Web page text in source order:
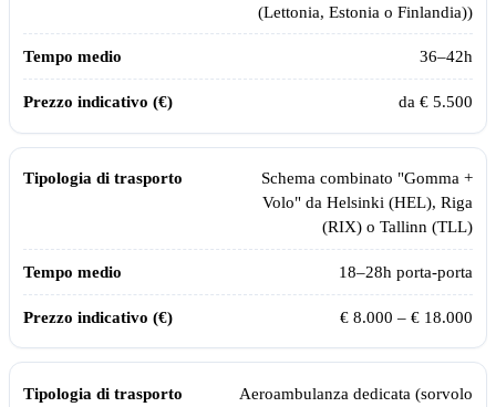
(Lettonia, Estonia o Finlandia))
36–42h
da € 5.500
Schema combinato "Gomma +
Volo" da Helsinki (HEL), Riga
(RIX) o Tallinn (TLL)
18–28h porta-porta
€ 8.000 – € 18.000
Aeroambulanza dedicata (sorvolo